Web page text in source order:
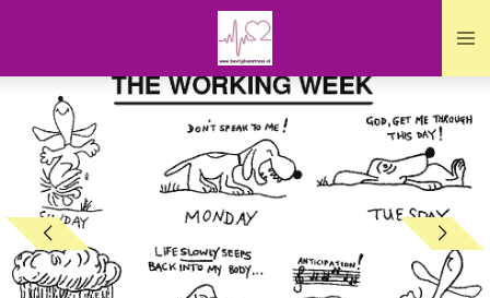
naar
hoofdinhoud